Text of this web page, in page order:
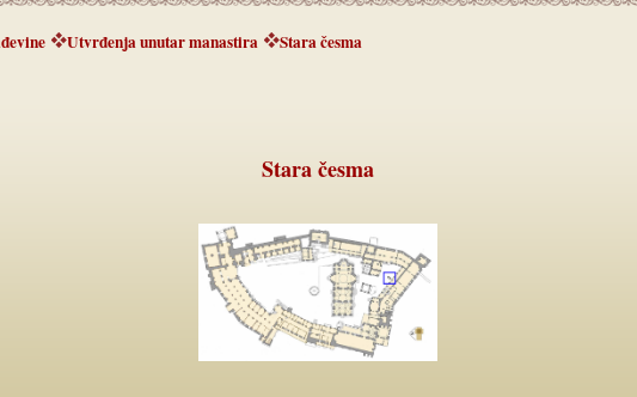
Utvrđenja unutar manastira Stara česma
Stara česma